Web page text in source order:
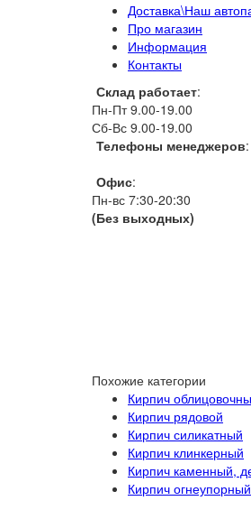
Доставка\Наш
Про магазин
Информация
Контакты
Склад работает:
Пн-Пт 9.00-19.00
Сб-Вс 9.00-19.00
Телефоны менеджеров:
Офис:
Пн-вс 7:30-20:30
(Без выходных)
Похожие категории
Кирпич
Кирпич рядовой
Кирпич силикатный
Кирпич клинкерный
Кирпич каменный,
Кирпич огнеупорный